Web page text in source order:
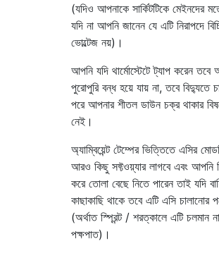
(যদিও আপনাকে সার্কিটটিকে
যদি না আপনি জানেন যে এটি নিরাপদে
ভোল্টেজ নয়)।
আপনি যদি থার্মোস্টেটে ট্যাপ করেন
পুরোপুরি বন্ধ হয়ে যায় না, তবে বিদ্যুতে
পরে আপনার শীতল ডাউন চক্র থাকার
নেই।
অ্যাম্বিয়েন্ট টেম্পের ভিত্তিতে এসির
আরও কিছু সফ্টওয়্যার লাগবে এবং আপনি
করে তোলা বেছে নিতে পারেন তাই যদি
কাছাকাছি থাকে তবে এটি এসি চালানোর
(অর্থাত স্প্রিন্ট / শরত্কালে এটি চলমান
পক্ষপাত)।